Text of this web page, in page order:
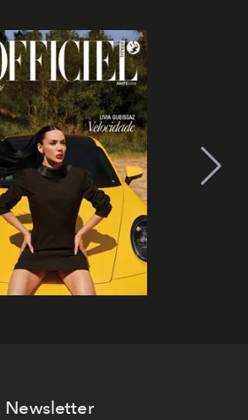
Newsletter